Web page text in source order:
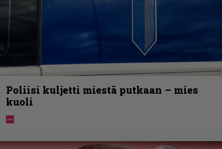
Poliisi kuljetti miestä putkaan – mies
kuoli